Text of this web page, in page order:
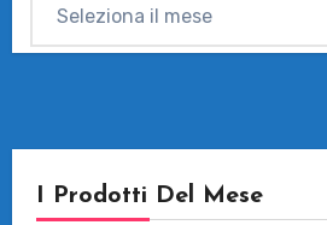
I Prodotti Del Mese